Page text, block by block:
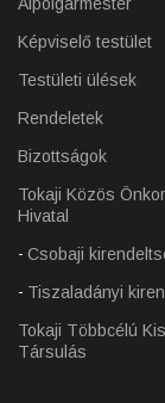
Képviselő testület
Testületi ülések
Rendeletek
Bizottságok
Tokaji Közös
Hivatal
Csobaji
Tiszaladányi
Tokaji Többcélú
Társulás